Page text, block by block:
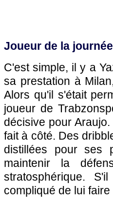
Joueur de la
C'est simple, il y a
sa prestation à
Alors qu'il s'était
joueur de
décisive pour
fait à côté. Des
distillées pour ses
maintenir la
stratosphérique.
compliqué de lui